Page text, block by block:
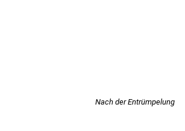
Nach der Entrümpelung